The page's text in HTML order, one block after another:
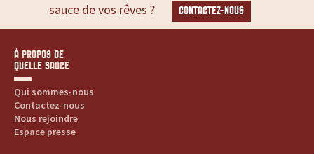
sauce de vos rêves ?
CONTACTEZ-NOUS
À PROPOS DE
QUELLE SAUCE
Qui sommes-nous
Contactez-nous
Nous rejoindre
Espace presse